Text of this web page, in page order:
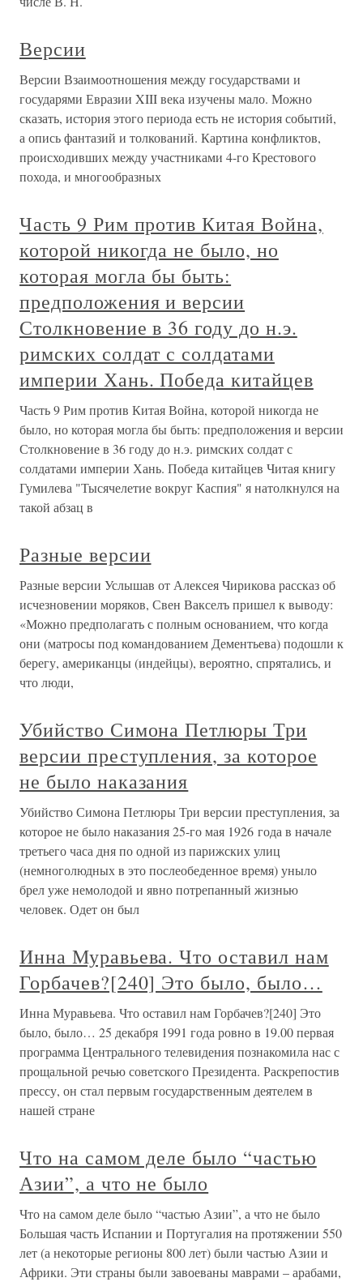
Версии
Версии Взаимоотношения между государствами и
государями Евразии XIII века изучены мало. Можно
сказать, история этого периода есть не история событий,
а опись фантазий и толкований. Картина конфликтов,
происходивших между участниками 4-го Крестового
похода, и многообразных
Часть 9 Рим против Китая Война,
которой никогда не было, но
которая могла бы быть:
предположения и версии
Столкновение в 36 году до н.э.
римских солдат с солдатами
империи Хань. Победа китайцев
Часть 9 Рим против Китая Война, которой никогда не
было, но которая могла бы быть: предположения и версии
Столкновение в 36 году до н.э. римских солдат с
солдатами империи Хань. Победа китайцев Читая книгу
Гумилева "Тысячелетие вокруг Каспия" я натолкнулся на
такой абзац в
Разные версии
Разные версии Услышав от Алексея Чирикова рассказ об
исчезновении моряков, Свен Вакселъ пришел к выводу:
«Можно предполагать с полным основанием, что когда
они (матросы под командованием Дементьева) подошли к
берегу, американцы (индейцы), вероятно, спрятались, и
что люди,
Убийство Симона Петлюры Три
версии преступления, за которое
не было наказания
Убийство Симона Петлюры Три версии преступления, за
которое не было наказания 25-го мая 1926 года в начале
третьего часа дня по одной из парижских улиц
(немноголюдных в это послеобеденное время) уныло
брел уже немолодой и явно потрепанный жизнью
человек. Одет он был
Инна Муравьева. Что оставил нам
Горбачев?[240] Это было, было…
Инна Муравьева. Что оставил нам Горбачев?[240] Это
было, было… 25 декабря 1991 года ровно в 19.00 первая
программа Центрального телевидения познакомила нас с
прощальной речью советского Президента. Раскрепостив
прессу, он стал первым государственным деятелем в
нашей стране
Что на самом деле было “частью
Азии”, а что не было
Что на самом деле было “частью Азии”, а что не было
Большая часть Испании и Португалия на протяжении 550
лет (а некоторые регионы 800 лет) были частью Азии и
Африки. Эти страны были завоеваны маврами – арабами,